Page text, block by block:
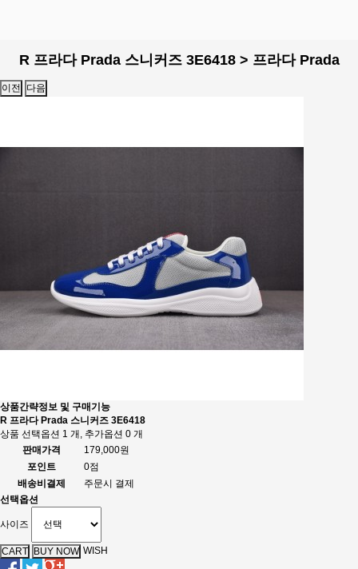
R 프라다 Prada 스니커즈 3E6418 > 프라다 Prada
이전 다음
상품간략정보 및 구매기능
R 프라다 Prada 스니커즈 3E6418
상품 선택옵션 1 개, 추가옵션 0 개
판매가격
179,000원
포인트
0점
배송비결제
주문시 결제
선택옵션
사이즈
WISH